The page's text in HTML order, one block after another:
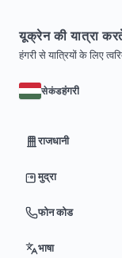
यूक्रेन की यात्रा
हंगरी से यात्रियों के लिए
सेकंडहंगरी
राजधानी
मुद्रा
फोन कोड
भाषा